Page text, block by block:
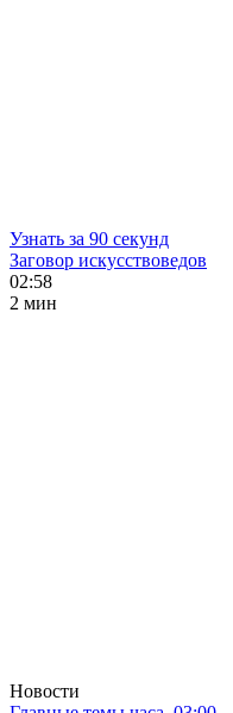
Узнать за 90 секунд
Заговор искусствоведов
02:58
2 мин
Новости